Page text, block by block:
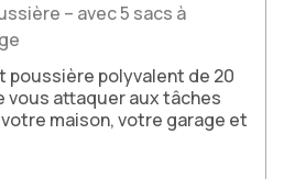
– avec 5 sacs à
poussière polyvalent de 20
vous attaquer aux tâches
maison, votre garage et